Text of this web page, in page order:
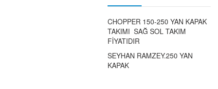
CHOPPER 150-250 YAN KAPAK
TAKIMI SAĞ SOL TAKIM
FİYATIDIR
SEYHAN RAMZEY.250 YAN
KAPAK